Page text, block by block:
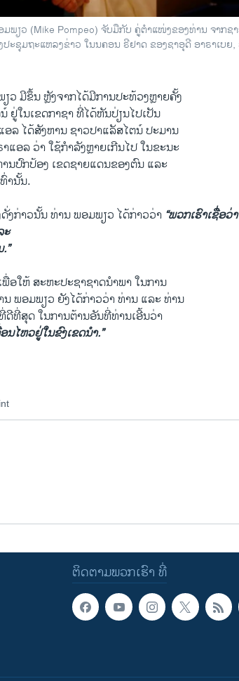
ພຽວ (Mike Pompeo) ຈັບມືກັບ ຄູ່ຕຳແໜ່ງຂອງທ່ານ ຈາກຊາ
ະຊຸມຖະແຫລງຂ່າວ ໃນນຄອນ ຣີຢາດ ຂອງຊາອຸດີ ອາຣາເບຍ,
ວ ມີຂຶ້ນ ຫຼັງຈາກໄດ້ມີການປະທ້ວງຫຼາຍຄັ້ງ
ຢູ່ໃນເຂດກາຊາ ທີ່ໄດ້ຫັນປ່ຽນໄປເປັນ
ລ ໄດ້ສັງຫານ ຊາວປາແລັສໄຕນ໌ ປະມານ
ແອລ ວ່າ ໃຊ້ກຳລັງຫຼາຍເກີນໄປ ໃນຂະນະ
ນປົກປ້ອງ ເຂດຊາຍແດນຂອງຕົນ ແລະ
ານັ້ນ.
ງກ່າວນັ້ນ ທ່ານ ພອມພຽວ ໄດ້ກ່າວວ່າ “ພວກເຮົາເຊື່ອ
ະ
ອໃຫ້ ສະຫະປະຊາຊາດນຳພາ ໃນການ
ພອມພຽວ ຍັງໄດ້ກ່າວວ່າ ທ່ານ ແລະ ທ່ານ
ດີທີ່ສຸດ ໃນການຕ້ານອັນທີ່ທ່ານເອີ້ນວ່າ
ໄຫວຢູ່ໃນຂົງເຂດນຳ.”
ຕິດຕາມພວກເຮົາ ທີ່